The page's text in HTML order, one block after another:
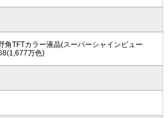
角TFTカラー液晶(スーパーシャインビュー
万色)